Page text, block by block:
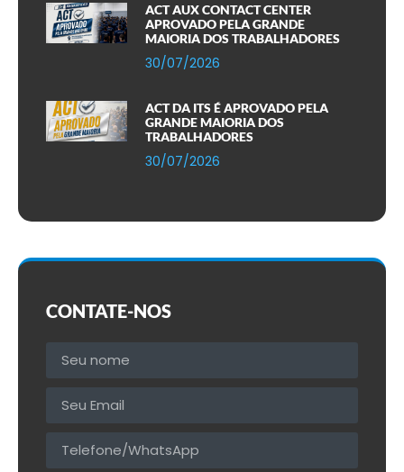
ACT AUX CONTACT CENTER
APROVADO PELA GRANDE
MAIORIA DOS TRABALHADORES
30/07/2026
ACT DA ITS É APROVADO PELA
GRANDE MAIORIA DOS
TRABALHADORES
30/07/2026
CONTATE-NOS